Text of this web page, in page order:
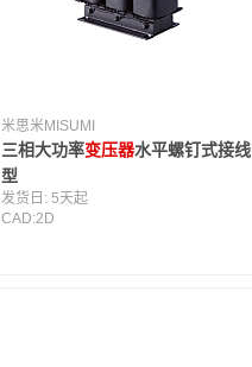
米思米MISUMI
三相大功率变压器水平螺钉式接线
型
发货日:5天起
CAD:2D